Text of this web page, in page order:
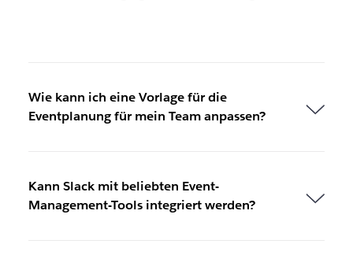
Wie kann ich eine Vorlage für die
Eventplanung für mein Team anpassen?
Kann Slack mit beliebten Event-
Management-Tools integriert werden?